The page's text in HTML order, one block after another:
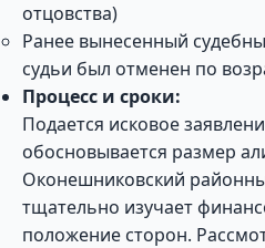
отцовства)
Ранее вынесенный
судьи был отменен по
Процесс и сроки:
Подается исковое
обосновывается размер
Оконешниковский
тщательно изучает
положение сторон.